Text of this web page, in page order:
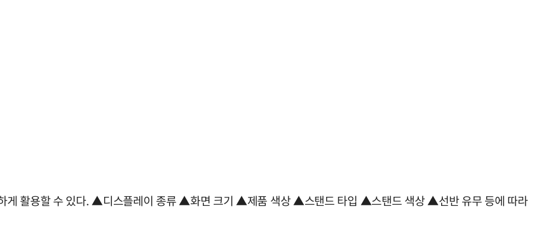
게 활용할 수 있다. ▲디스플레이 종류 ▲화면 크기 ▲제품 색상 ▲스탠드 타입 ▲스탠드 색상 ▲선반 유무 등에 따라